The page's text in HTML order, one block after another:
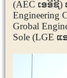
(AEC ເອອີຊີ)
Engineering
Grobal
Sole (LGE ແ